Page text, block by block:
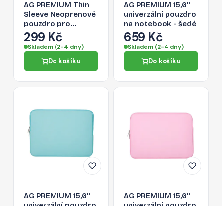
AG PREMIUM Thin
Sleeve Neoprenové
pouzdro pro
MacBook Pro
14"/16", černé
299 Kč
Skladem (2-4 dny)
Do košíku
AG PREMIUM 15,6''
univerzální pouzdro
na notebook - šedé
659 Kč
Skladem (2-4 dny)
Do košíku
AG PREMIUM 15,6''
AG PREMIUM 15,6''